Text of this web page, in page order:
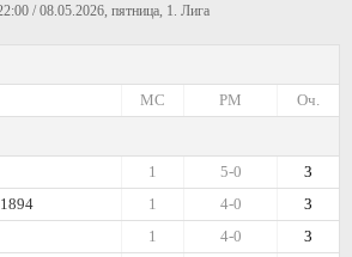
/ 08.05.2026, пятница, 1. Лига
Оч.
РМ
МС
3
5-0
1
3
4-0
1
3
4-0
1